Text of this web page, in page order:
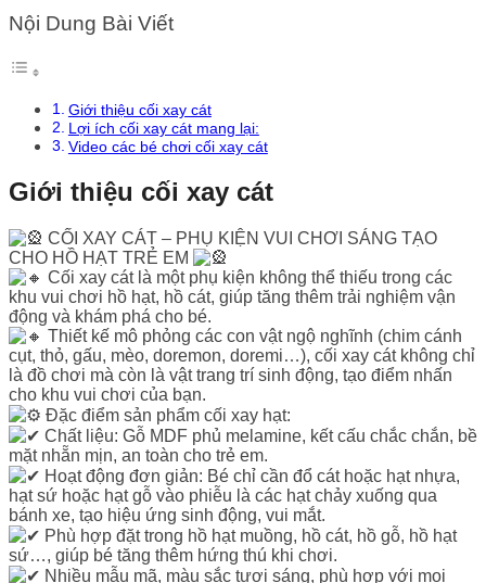
Nội Dung Bài Viết
Giới thiệu cối xay cát
Lợi ích cối xay cát mang lại:
Video các bé chơi cối xay cát
Giới thiệu cối xay cát
CỐI XAY CÁT – PHỤ KIỆN VUI CHƠI SÁNG TẠO
CHO HỒ HẠT TRẺ EM
Cối xay cát là một phụ kiện không thể thiếu trong các
khu vui chơi hồ hạt, hồ cát, giúp tăng thêm trải nghiệm vận
động và khám phá cho bé.
Thiết kế mô phỏng các con vật ngộ nghĩnh (chim cánh
cụt, thỏ, gấu, mèo, doremon, doremi…), cối xay cát không chỉ
là đồ chơi mà còn là vật trang trí sinh động, tạo điểm nhấn
cho khu vui chơi của bạn.
Đặc điểm sản phẩm cối xay hạt:
Chất liệu: Gỗ MDF phủ melamine, kết cấu chắc chắn, bề
mặt nhẵn mịn, an toàn cho trẻ em.
Hoạt động đơn giản: Bé chỉ cần đổ cát hoặc hạt nhựa,
hạt sứ hoặc hạt gỗ vào phiễu là các hạt chảy xuống qua
bánh xe, tạo hiệu ứng sinh động, vui mắt.
Phù hợp đặt trong hồ hạt muồng, hồ cát, hồ gỗ, hồ hạt
sứ…, giúp bé tăng thêm hứng thú khi chơi.
Nhiều mẫu mã, màu sắc tươi sáng, phù hợp với mọi